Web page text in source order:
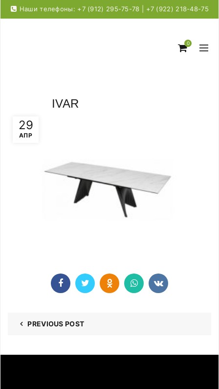
Наши телефоны: +7 (912) 295-75-78 | +7 (922) 218-48-75
0
29
АПР
IVAR
PREVIOUS POST